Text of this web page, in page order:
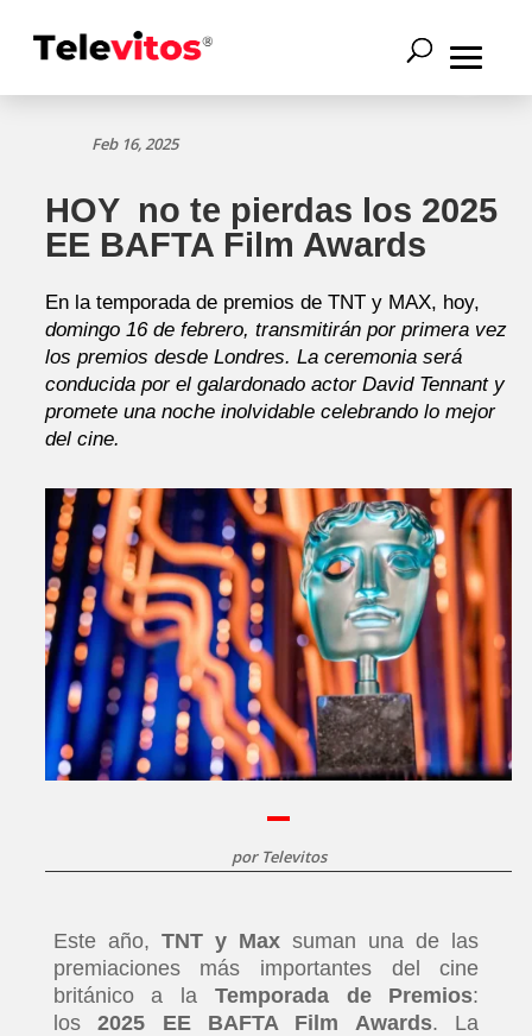
Feb 16, 2025
HOY no te pierdas los 2025
EE BAFTA Film Awards
En la temporada de premios de TNT y MAX, hoy,
domingo 16 de febrero, transmitirán por primera vez
los premios desde Londres. La ceremonia será
conducida por el galardonado actor David Tennant y
promete una noche inolvidable celebrando lo mejor
del cine.
por Televitos
Este año, TNT y Maxsuman una de las
premiaciones más importantes del cine
británico a la Temporada de Premios:
los2025 EE BAFTA Film Awards. La